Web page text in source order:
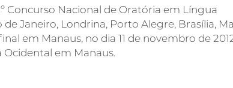
Concurso Nacional de Oratória em Língua
Janeiro, Londrina, Porto Alegre, Brasília,
em Manaus, no dia 11 de novembro de
Ocidental em Manaus.